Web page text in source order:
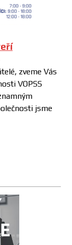
zveme Vás
VOPSS
jsme